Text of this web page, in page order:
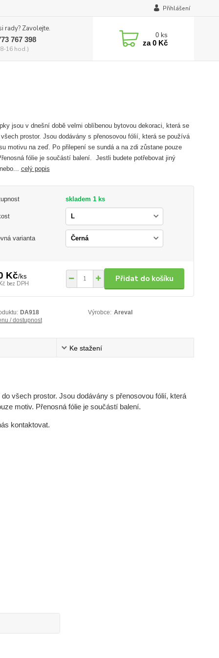
Přihlášení
rady? Zavolejte.
767 398
16 hod.)
0 ks
za0 Kč
jsou v dnešní době velmi oblíbenou bytovou dekoraci, která se
prostor. Jsou dodávány s přenosovou fólií, která se používá
motivu na zeď. Po přilepení se sundá a na zdi zůstane pouze
fólie je součástí balení. Jestli budete potřebovat jiný
celý popis
skladem 1 ks
varianta
Kč/ks
bez DPH
Přidat do košíku
DA918 Výrobce: Areval
/ dostupnost
Ke stažení
všech prostor. Jsou dodávány s přenosovou fólií, která
motiv. Přenosná fólie je součástí balení.
kontaktovat.